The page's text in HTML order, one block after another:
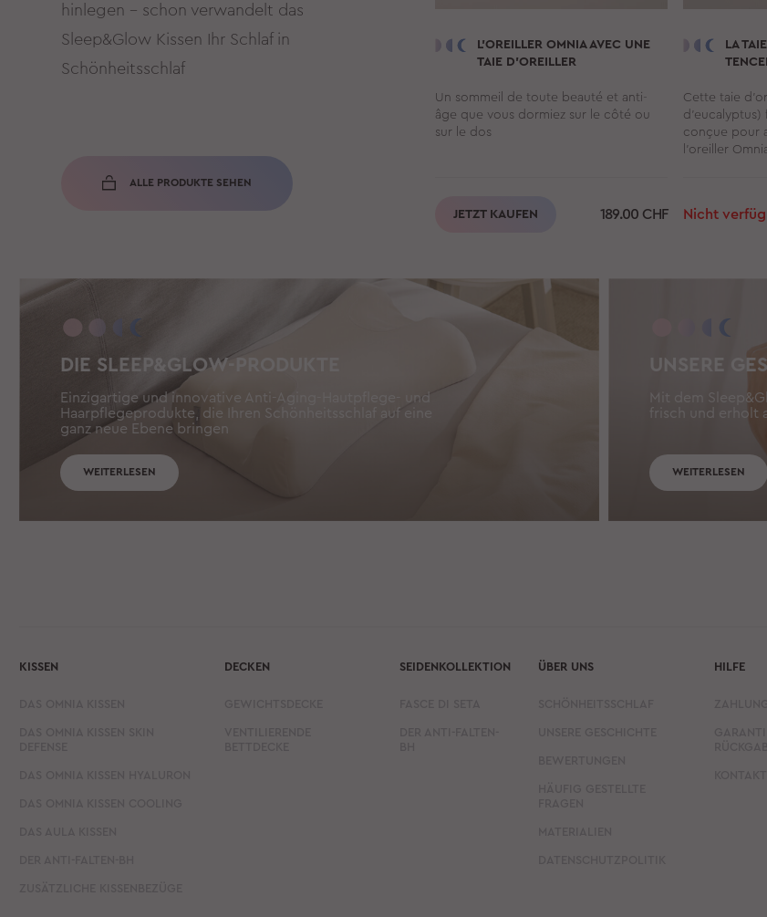
hinlegen – schon verwandelt das
Sleep&Glow Kissen Ihr Schlaf in
Schönheitsschlaf
ALLE PRODUKTE SEHEN
L'OREILLEROMNIAAVEC UNE
TAIE D'OREILLER
Un sommeil de toute beauté et anti-
âge que vous dormiez sur le côté ou
sur le dos
JETZT KAUFEN 189.00 CHF
LA
Cette taie
d’eucalyptus)
conçue pour
l’oreiller
Nicht
DIE SLEEP&GLOW-PRODUKTE
Einzigartige und innovative Anti-Aging-Hautpflege- und
Haarpflegeprodukte, die Ihren Schönheitsschlaf auf eine
ganz neue Ebene bringen
WEITERLESEN
UNSERE
Mit dem
frisch und erholt
WEITERLESEN
KISSEN DECKEN SEIDENKOLLEKTION ÜBER UNS HILFE